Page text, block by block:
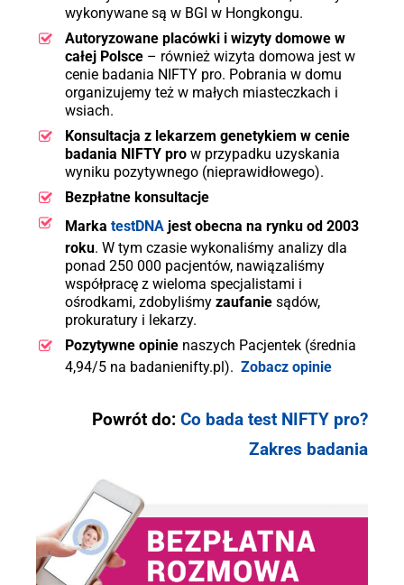
wykonywane są w BGI w Hongkongu.
Autoryzowane placówki i wizyty domowe w
całej Polsce – również wizyta domowa jest w
cenie badania NIFTY pro. Pobrania w domu
organizujemy też w małych miasteczkach i
wsiach.
Konsultacja z lekarzem genetykiem w cenie
badania NIFTY pro w przypadku uzyskania
wyniku pozytywnego (nieprawidłowego).
Bezpłatne konsultacje
Marka testDNA jest obecna na rynku od 2003
roku. W tym czasie wykonaliśmy analizy dla
ponad 250 000 pacjentów, nawiązaliśmy
współpracę z wieloma specjalistami i
ośrodkami, zdobyliśmy zaufanie sądów,
prokuratury i lekarzy.
Pozytywne opinie naszych Pacjentek (średnia
4,94/5 na badanienifty.pl). Zobacz opinie
Powrót do: Co bada test NIFTY pro?
Zakres badania